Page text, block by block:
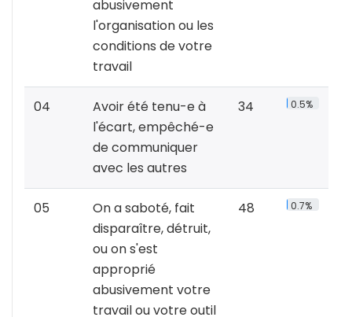
abusivement
l'organisation ou les
conditions de votre
travail
04
Avoir été tenu-e à
l'écart, empêché-e
de communiquer
avec les autres
34 0.5%
05
On a saboté, fait
disparaître, détruit,
ou on s'est
approprié
abusivement votre
travail ou votre outil
48 0.7%